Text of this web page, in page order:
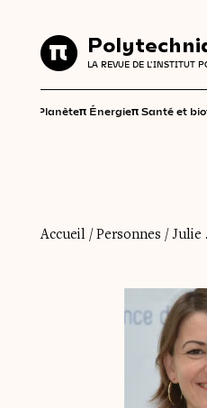
LA REVUE DE L'INSTITUT
Planèteπ Énergieπ Santé et
LA REVUE DE
Accueil / Personnes / Julie